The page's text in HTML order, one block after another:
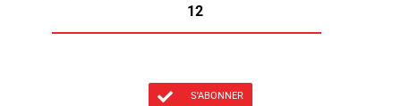
12
S'ABONNER